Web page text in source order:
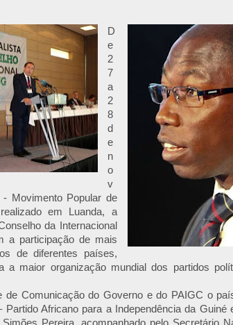
D
e
2
7
a
2
8
d
e
n
o
v
Movimento Popular de
em Luanda, a
da Internacional
a participação de mais
de diferentes países,
a maior organização mundial dos partidos
de Comunicação do Governo e do PAIGC o
Africano para a Independência da Guiné
Pereira, acompanhado pelo Secretário